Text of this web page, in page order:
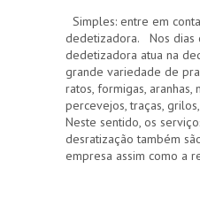
Simples: entre em
dedetizadora. Nos dias
dedetizadora atua na
grande variedade de
ratos, formigas, aranhas,
percevejos, traças,
Neste sentido, os
desratização também
empresa assim como a